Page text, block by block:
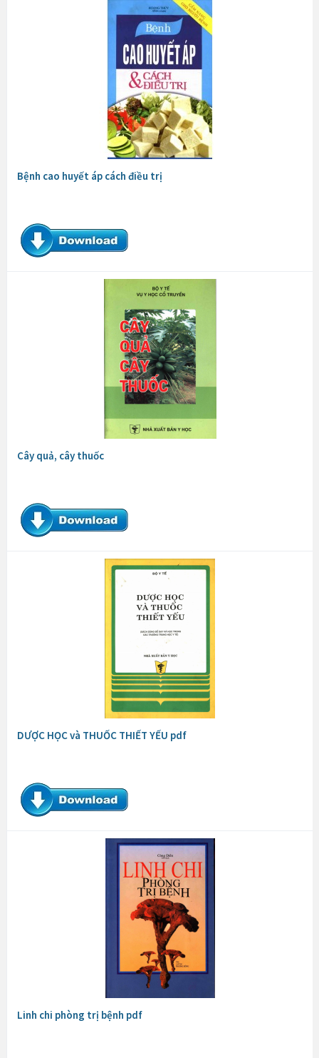
Bệnh cao huyết áp cách điều trị
Cây quả, cây thuốc
DƯỢC HỌC và THUỐC THIẾT YẾU pdf
Linh chi phòng trị bệnh pdf